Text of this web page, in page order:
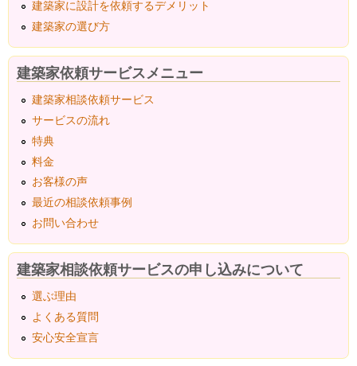
建築家に設計を依頼するデメリット
建築家の選び方
建築家依頼サービスメニュー
建築家相談依頼サービス
サービスの流れ
特典
料金
お客様の声
最近の相談依頼事例
お問い合わせ
建築家相談依頼サービスの申し込みについて
選ぶ理由
よくある質問
安心安全宣言